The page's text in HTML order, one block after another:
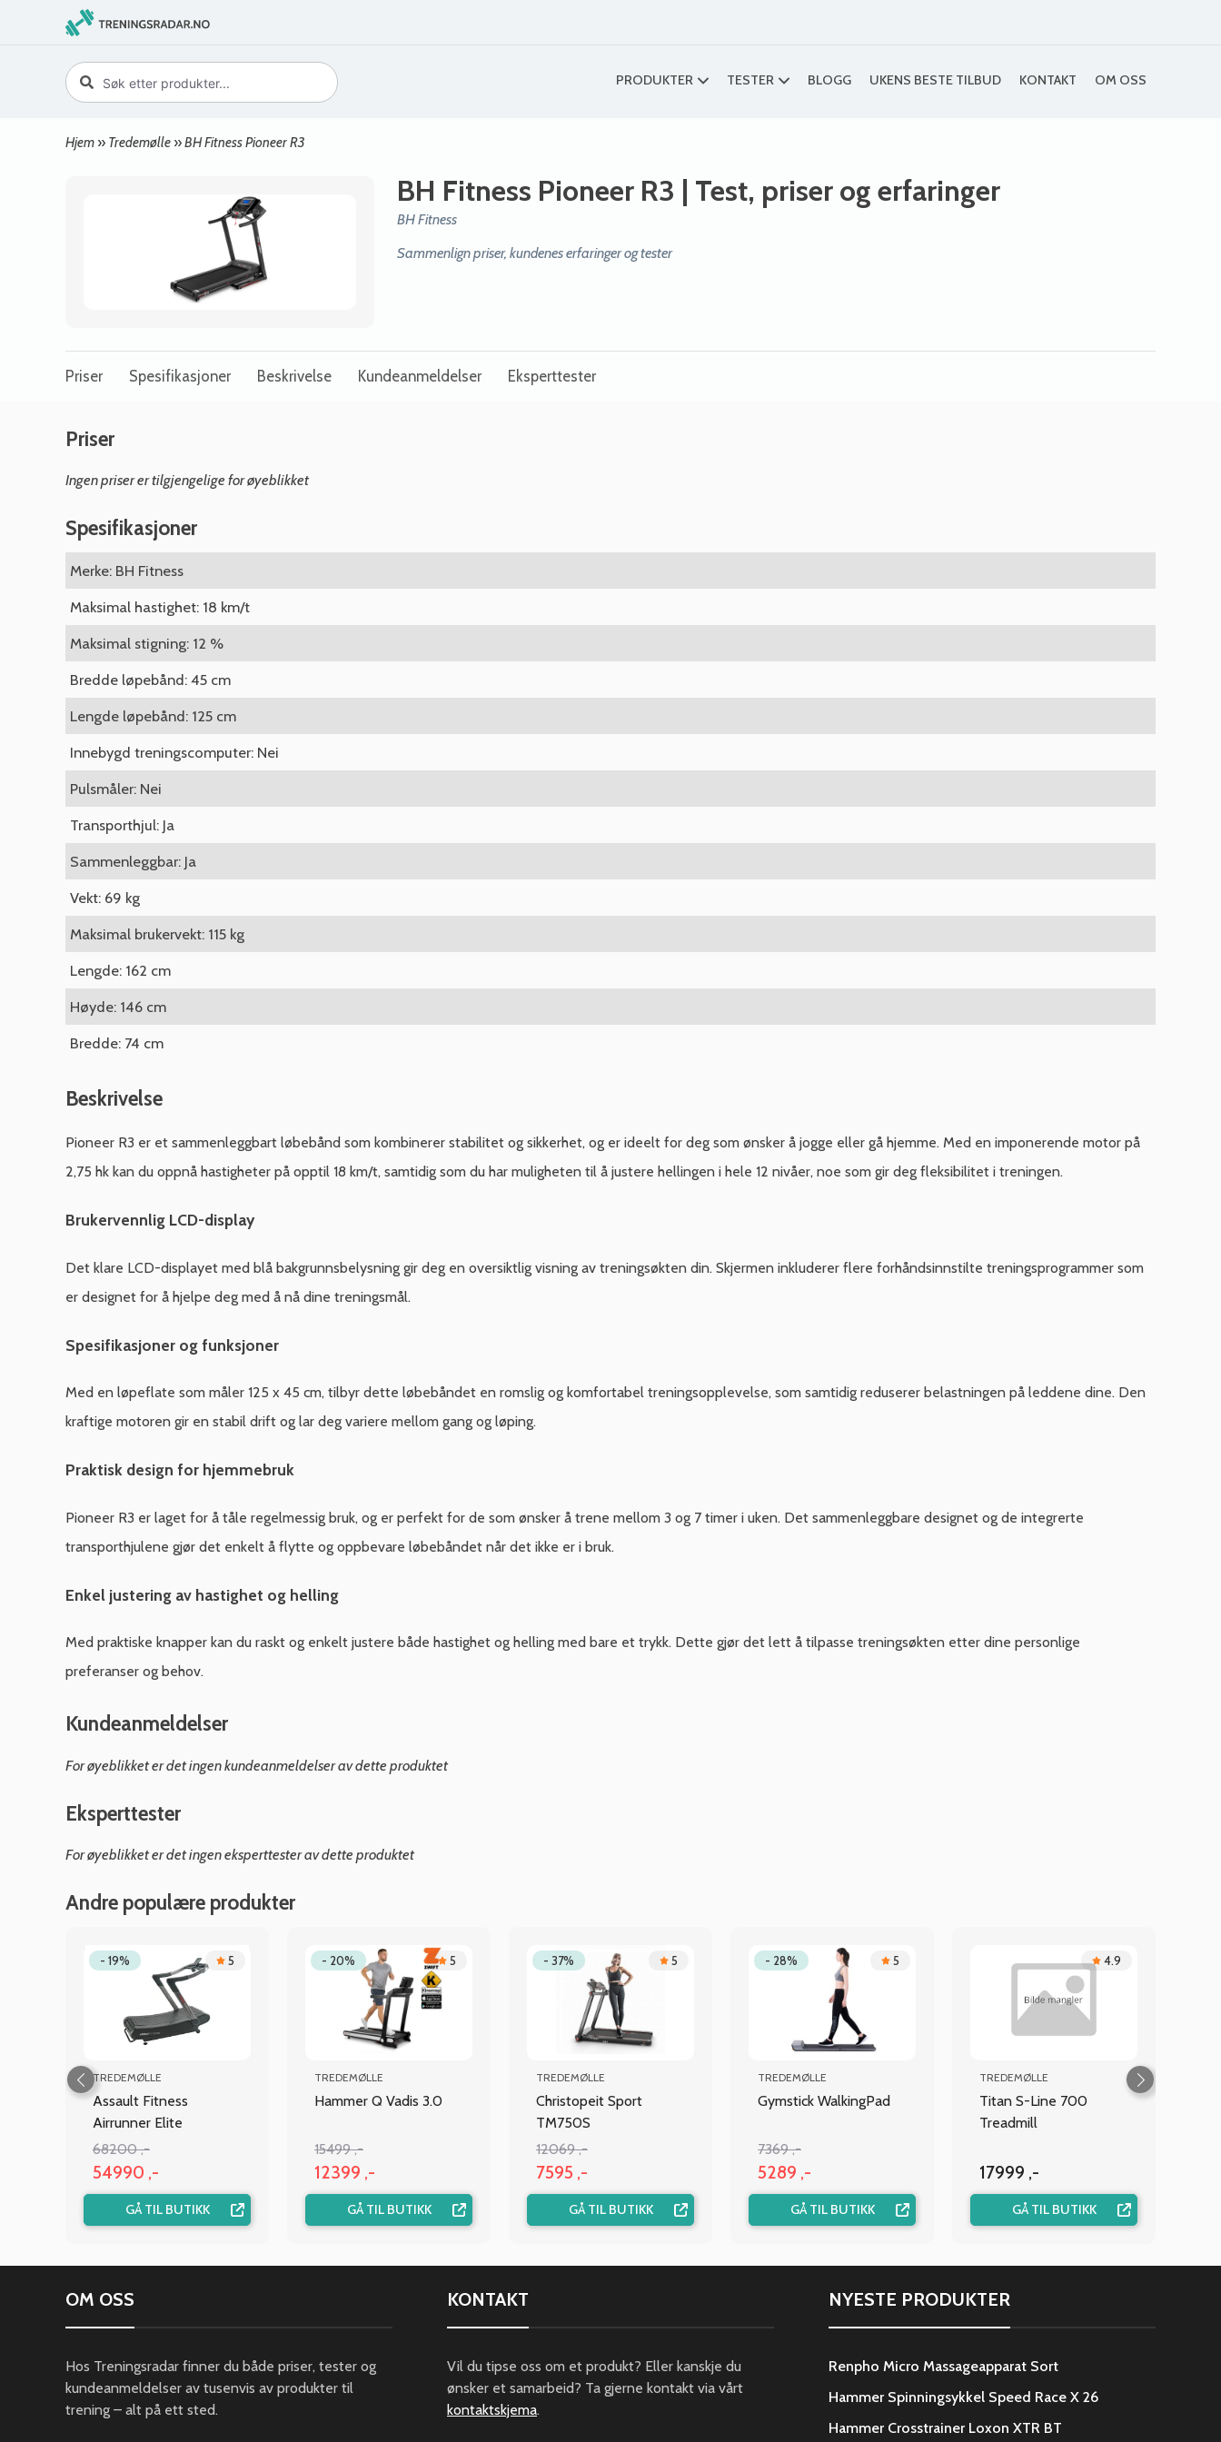
PRODUKTER TESTER BLOGG UKENS BESTE TILBUD KONTAKT OM OSS
Hjem » Tredemølle »BH Fitness Pioneer R3
BH Fitness Pioneer R3 | Test, priser og erfaringer
BH Fitness
Sammenlign priser, kundenes erfaringer og tester
Priser Spesifikasjoner Beskrivelse Kundeanmeldelser Eksperttester
Priser
Ingen priser er tilgjengelige for øyeblikket
Spesifikasjoner
Merke: BH Fitness
Maksimal hastighet: 18 km/t
Maksimal stigning: 12 %
Bredde løpebånd: 45 cm
Lengde løpebånd: 125 cm
Innebygd treningscomputer: Nei
Pulsmåler: Nei
Transporthjul: Ja
Sammenleggbar: Ja
Vekt: 69 kg
Maksimal brukervekt: 115 kg
Lengde: 162 cm
Høyde: 146 cm
Bredde: 74 cm
Beskrivelse
Pioneer R3 er et sammenleggbart løbebånd som kombinerer stabilitet og sikkerhet, og er ideelt for deg som ønsker å jogge eller gå hjemme. Med en imponerende motor på
2,75 hk kan du oppnå hastigheter på opptil 18 km/t, samtidig som du har muligheten til å justere hellingen i hele 12 nivåer, noe som gir deg fleksibilitet i treningen.
Brukervennlig LCD-display
Det klare LCD-displayet med blå bakgrunnsbelysning gir deg en oversiktlig visning av treningsøkten din. Skjermen inkluderer flere forhåndsinnstilte treningsprogrammer som
er designet for å hjelpe deg med å nå dine treningsmål.
Spesifikasjoner og funksjoner
Med en løpeflate som måler 125 x 45 cm, tilbyr dette løbebåndet en romslig og komfortabel treningsopplevelse, som samtidig reduserer belastningen på leddene dine. Den
kraftige motoren gir en stabil drift og lar deg variere mellom gang og løping.
Praktisk design for hjemmebruk
Pioneer R3 er laget for å tåle regelmessig bruk, og er perfekt for de som ønsker å trene mellom 3 og 7 timer i uken. Det sammenleggbare designet og de integrerte
transporthjulene gjør det enkelt å flytte og oppbevare løbebåndet når det ikke er i bruk.
Enkel justering av hastighet og helling
Med praktiske knapper kan du raskt og enkelt justere både hastighet og helling med bare et trykk. Dette gjør det lett å tilpasse treningsøkten etter dine personlige
preferanser og behov.
Kundeanmeldelser
For øyeblikket er det ingen kundeanmeldelser av dette produktet
Eksperttester
For øyeblikket er det ingen eksperttester av dette produktet
Andre populære produkter
- 19% 5
TREDEMØLLE
Assault Fitness
Airrunner Elite
68200 ,-
54990 ,-
GÅ TIL BUTIKK
- 20% 5
TREDEMØLLE
Hammer Q Vadis 3.0
15499 ,-
12399 ,-
GÅ TIL BUTIKK
- 37% 5
TREDEMØLLE
Christopeit Sport
TM750S
12069 ,-
7595 ,-
GÅ TIL BUTIKK
- 28% 5
TREDEMØLLE
Gymstick WalkingPad
7369 ,-
5289 ,-
GÅ TIL BUTIKK
4.9
TREDEMØLLE
Titan S-Line 700
Treadmill
17999 ,-
GÅ TIL BUTIKK
OM OSS
Hos Treningsradar finner du både priser, tester og
kundeanmeldelser av tusenvis av produkter til
trening – alt på ett sted.
KONTAKT
Vil du tipse oss om et produkt? Eller kanskje du
ønsker et samarbeid? Ta gjerne kontakt via vårt
kontaktskjema.
NYESTE PRODUKTER
Renpho Micro Massageapparat Sort
Hammer Spinningsykkel Speed Race X 26
Hammer Crosstrainer Loxon XTR BT